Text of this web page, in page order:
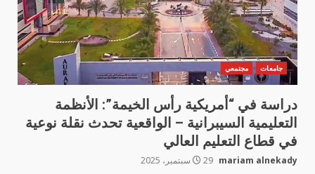
جامعات مجتمعي
دراسة في “أمريكية رأس الخيمة”: الأنظمة
التعليمية السيبرانية – الواقعية تحدث نقلة نوعية
في قطاع التعليم العالي
mariam alnekady 29 سبتمبر، 2025